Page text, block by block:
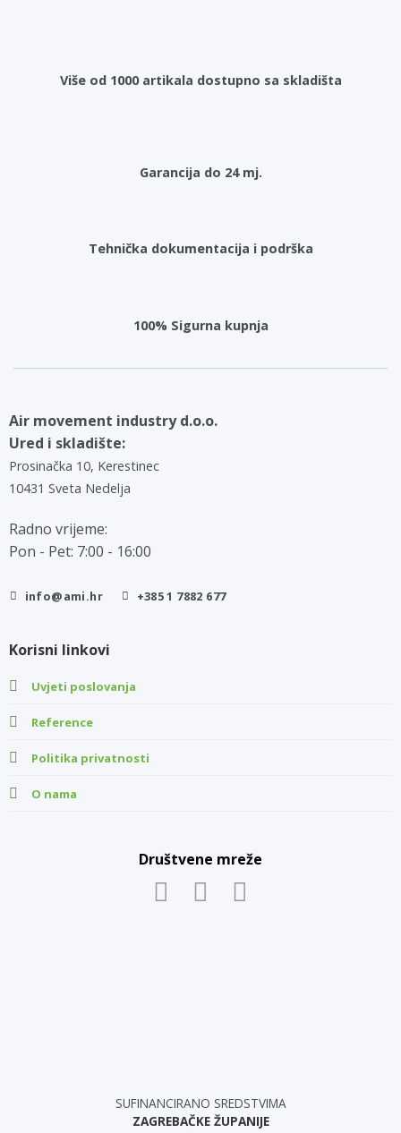
Više od 1000 artikala dostupno sa skladišta
Garancija do 24 mj.
Tehnička dokumentacija i podrška
100% Sigurna kupnja
Air movement industry d.o.o.
Ured i skladište:
Prosinačka 10, Kerestinec
10431 Sveta Nedelja
Radno vrijeme:
Pon - Pet: 7:00 - 16:00
info@ami.hr +385 1 7882 677
Korisni linkovi
Uvjeti poslovanja
Reference
Politika privatnosti
O nama
Društvene mreže
SUFINANCIRANO SREDSTVIMA
ZAGREBAČKE ŽUPANIJE